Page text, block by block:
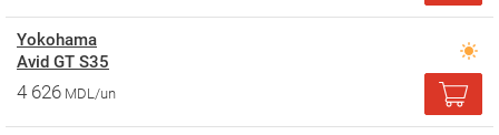
Yokohama
Avid GT S35
4 626 MDL/un